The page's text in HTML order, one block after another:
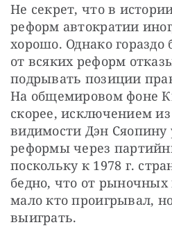
Не секрет, что в
реформ автократии
хорошо. Однако
от всяких реформ
подрывать позиции
На общемировом фоне
скорее, исключением
видимости Дэн Сяопину
реформы через
поскольку к 1978 г.
бедно, что от рыночных
мало кто проигрывал,
выиграть.